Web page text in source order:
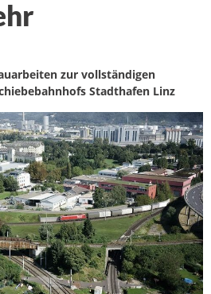
zur vollständigen
Stadthafen Linz